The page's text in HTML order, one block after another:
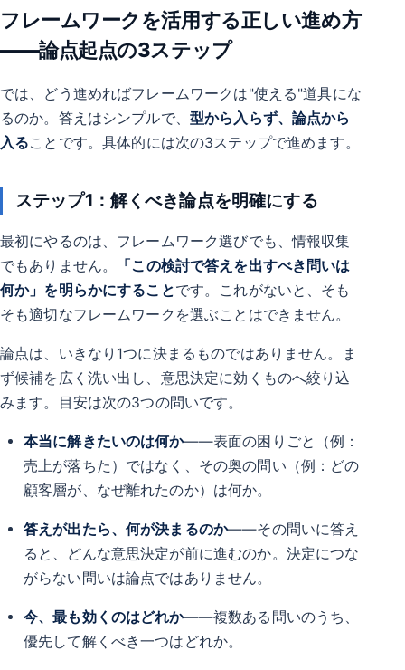
フレームワークを活用する正しい進め方
――論点起点の3ステップ
では、どう進めればフレームワークは"使える"道具にな
るのか。答えはシンプルで、 型から入らず、論点から
入ることです。具体的には次の3ステップで進めます。
ステップ1：解くべき論点を明確にする
最初にやるのは、フレームワーク選びでも、情報収集
でもありません。
「この検討で答えを出すべき問いは
何か」を明らかにすることです。これがないと、そも
そも適切なフレームワークを選ぶことはできません。
論点は、いきなり1つに決まるものではありません。ま
ず候補を広く洗い出し、意思決定に効くものへ絞り込
みます。目安は次の3つの問いです。
本当に解きたいのは何か――表面の困りごと（例：
売上が落ちた）ではなく、その奥の問い（例：どの
顧客層が、なぜ離れたのか）は何か。
答えが出たら、何が決まるのか――その問いに答え
ると、どんな意思決定が前に進むのか。決定につな
がらない問いは論点ではありません。
今、最も効くのはどれか――複数ある問いのうち、
優先して解くべき一つはどれか。